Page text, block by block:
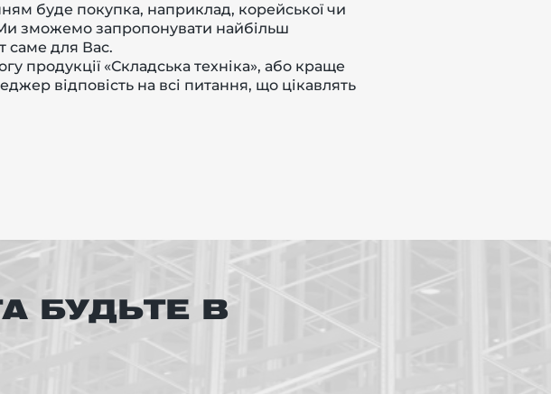
буде покупка, наприклад, корейської чи
Ми зможемо запропонувати найбільш
саме для Вас.
продукції «Складська техніка», або краще
відповість на всі питання, що цікавлять
БУДЬТЕ В